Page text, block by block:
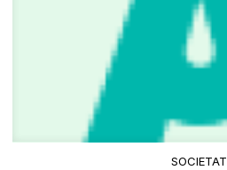
SOCIETAT